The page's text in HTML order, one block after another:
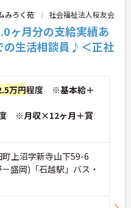
みろく苑 社会福祉法人桜友会
ヶ月分の支給実績あ
の生活相談員♪＜正社
万円程度 ※基本給＋
※月収×12ヶ月＋賞
上沼字新寺山下59-6
盛岡)「石越駅」バス・